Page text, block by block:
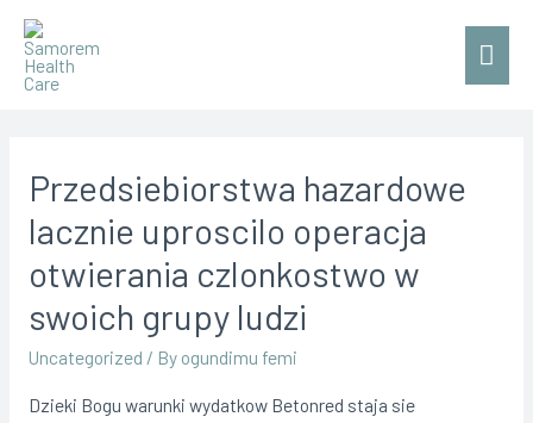
Main
Przedsiebiorstwa hazardowe
lacznie uproscilo operacja
otwierania czlonkostwo w
swoich grupy ludzi
Uncategorized / By ogundimu femi
Dzieki Bogu warunki wydatkow Betonred staja sie